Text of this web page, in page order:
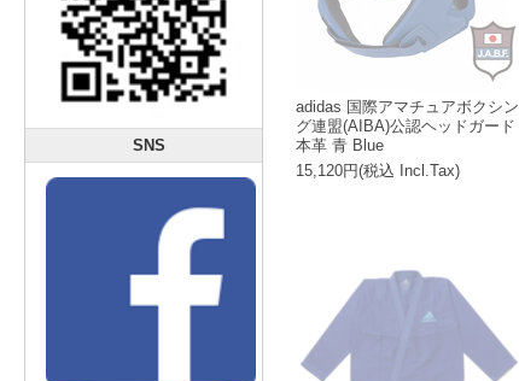
adidas 国際アマチュアボクシン
グ連盟(AIBA)公認ヘッドガード
本革 青 Blue
15,120円(税込 Incl.Tax)
SNS